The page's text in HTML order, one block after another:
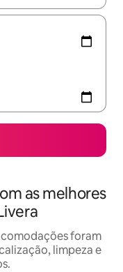
as melhores
foram
limpeza e